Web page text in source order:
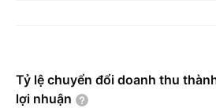
Tỷ lệ chuyển đổi doanh thu
lợi nhuận